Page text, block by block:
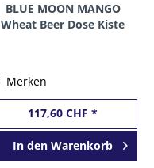
BLUE MOON MANGO
Wheat Beer Dose Kiste
Merken
117,60 CHF *
In den Warenkorb